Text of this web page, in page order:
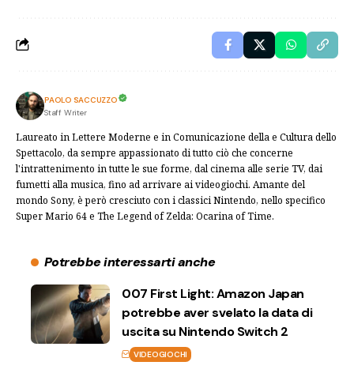
PAOLO SACCUZZO
Staff Writer
Laureato in Lettere Moderne e in Comunicazione della e Cultura dello
Spettacolo, da sempre appassionato di tutto ciò che concerne
l'intrattenimento in tutte le sue forme, dal cinema alle serie TV, dai
fumetti alla musica, fino ad arrivare ai videogiochi. Amante del
mondo Sony, è però cresciuto con i classici Nintendo, nello specifico
Super Mario 64 e The Legend of Zelda: Ocarina of Time.
Potrebbe interessarti anche
007 First Light: Amazon Japan
potrebbe aver svelato la data di
uscita su Nintendo Switch 2
VIDEOGIOCHI